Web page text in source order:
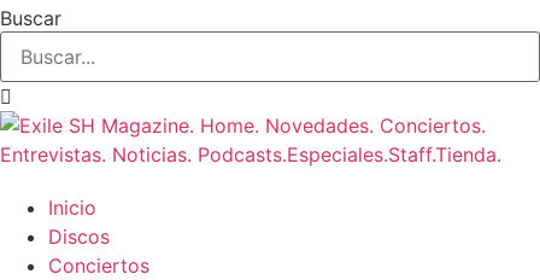
Buscar
Inicio
Discos
Conciertos